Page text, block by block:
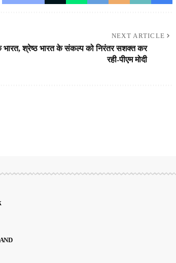
NEXT ARTICLE
भारत, श्रेष्ठ भारत के संकल्प को निरंतर सशक्त कर
रही-पीएम मोदी